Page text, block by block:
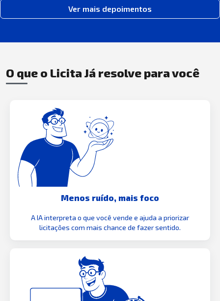
Ver mais depoimentos
O que o Licita Já resolve para você
Menos ruído, mais foco
A IA interpreta o que você vende e ajuda a priorizar
licitações com mais chance de fazer sentido.